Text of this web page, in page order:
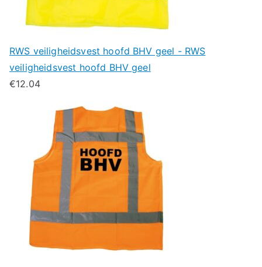
RWS veiligheidsvest hoofd BHV geel - RWS
veiligheidsvest hoofd BHV geel
€12.04